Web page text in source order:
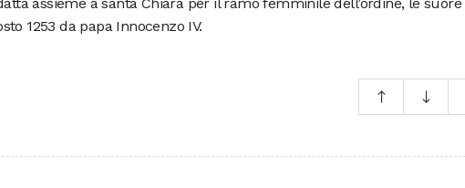
1253 da papa Innocenzo IV.